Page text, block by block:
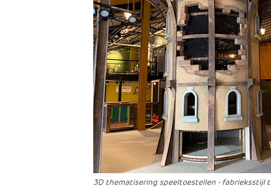
3D thematisering speeltoestellen - fabrieksstijl